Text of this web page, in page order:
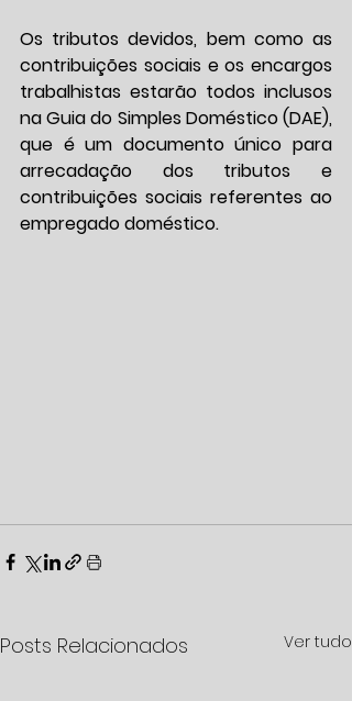
Os tributos devidos, bem como as
contribuições sociais e os encargos
trabalhistas estarão todos inclusos
na Guia do Simples Doméstico (DAE),
que é um documento único para
arrecadação dos tributos e
contribuições sociais referentes ao
empregado doméstico.
Posts Relacionados Ver tudo